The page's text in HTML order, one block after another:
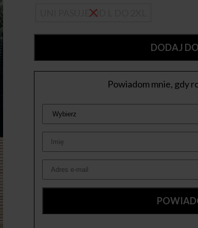
UNI PASUJE OD L DO 2XL
DODAJ
Powiadom mnie, gdy